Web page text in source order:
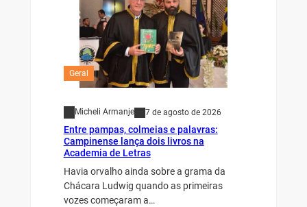
Geral
Micheli Armanje 7 de agosto de 2026
Entre pampas, colmeias e palavras:
Campinense lança dois livros na
Academia de Letras
Havia orvalho ainda sobre a grama da
Chácara Ludwig quando as primeiras
vozes começaram a…